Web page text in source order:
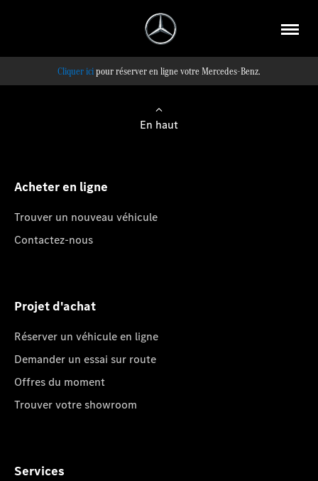
pour réserver en ligne votre Mercedes-Benz.
En haut
Acheter en ligne
Trouver un nouveau véhicule
Contactez-nous
Projet d'achat
Réserver un véhicule en ligne
Demander un essai sur route
Offres du moment
Trouver votre showroom
Services